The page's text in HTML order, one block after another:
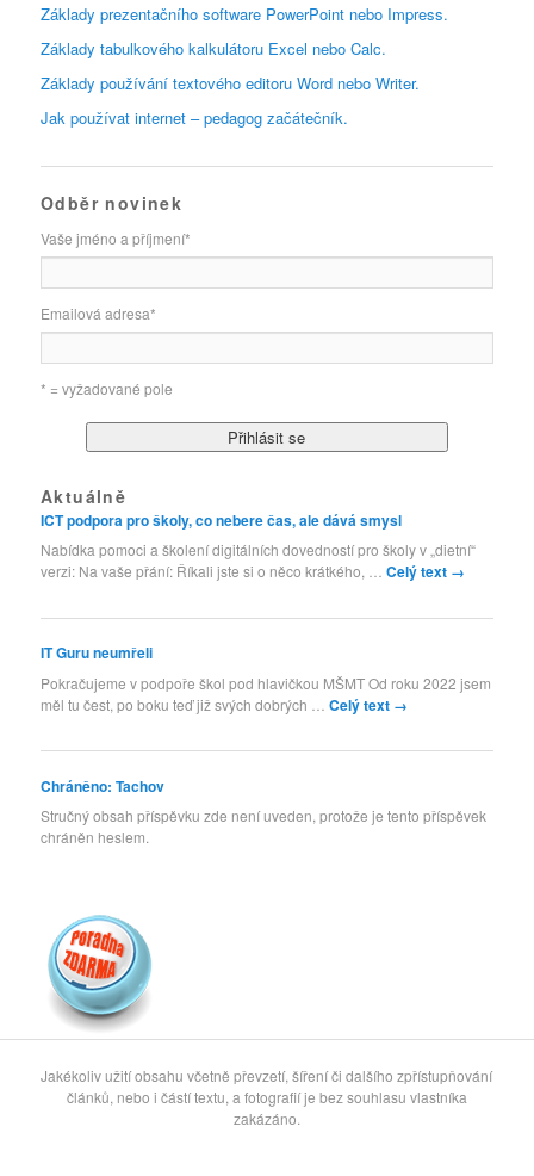
Základy prezentačního software PowerPoint nebo Impress.
Základy tabulkového kalkulátoru Excel nebo Calc.
Základy používání textového editoru Word nebo Writer.
Jak používat internet – pedagog začátečník.
Odběr novinek
Vaše jméno a příjmení*
Emailová adresa*
* = vyžadované pole
Aktuálně
ICT podpora pro školy, co nebere čas, ale dává smysl
Nabídka pomoci a školení digitálních dovedností pro školy v „dietní“
verzi: Na vaše přání: Říkali jste si o něco krátkého, …Celý text →
IT Guru neumřeli
Pokračujeme v podpoře škol pod hlavičkou MŠMT Od roku 2022 jsem
měl tu čest, po boku teď již svých dobrých …Celý text →
Chráněno: Tachov
Stručný obsah příspěvku zde není uveden, protože je tento příspěvek
chráněn heslem.
Jakékoliv užití obsahu včetně převzetí, šíření či dalšího zpřístupňování
článků, nebo i částí textu, a fotografií je bez souhlasu vlastníka
zakázáno.